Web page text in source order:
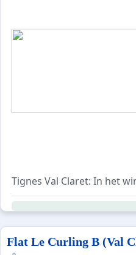
Tignes Val Claret: In het
Flat Le Curling B (Val